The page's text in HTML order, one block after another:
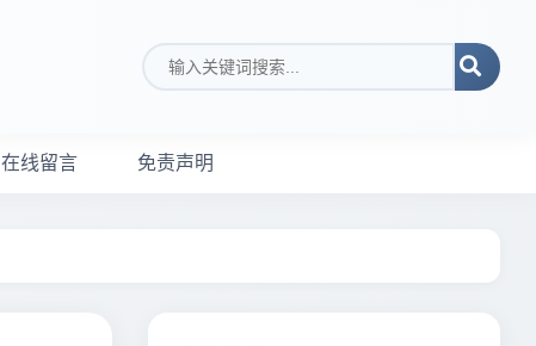
搜索关键词
在线留言 免责声明